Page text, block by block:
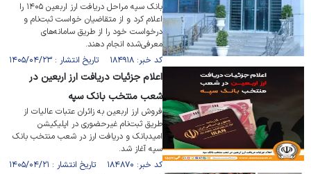
بانک سپه مراحل دریافت ارز اربعین ۱۴۰۵ را
اعلام کرد و از متقاضیان خواست ثبت‌نام و
درخواست خود را از طریق سامانه‌های
معرفی‌شده انجام دهند.
کد خبر: ۱۸۴۹۱۸ تاریخ انتشار : ۱۴۰۵/۰۴/۲۳
اعلام جزئیات دریافت ارز اربعین در
شعب منتخب بانک سپه
فروش ارز اربعین به زائران عتبات عالیات از
طریق ثبت‌نام غیرحضوری در اپلیکیشن
امیدبانک و دریافت ارز در شعب منتخب بانک
سپه آغاز شد.
کد خبر: ۱۸۴۸۷۰ تاریخ انتشار : ۱۴۰۵/۰۴/۲۱